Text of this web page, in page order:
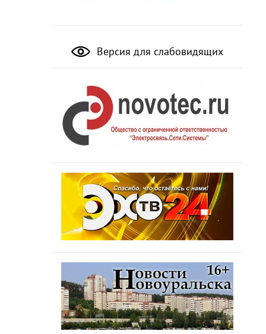
Версия для слабовидящих